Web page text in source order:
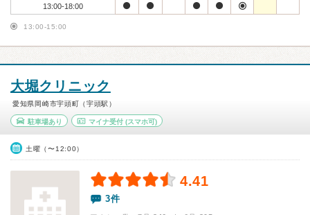
13:00-18:00
13:00-15:00
大堀クリニック
愛知県岡崎市宇頭町（宇頭駅）
駐車場あり マイナ受付(スマホ可)
土曜（〜12:00）
4.41
3件